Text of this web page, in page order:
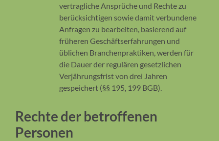
vertragliche Ansprüche und Rechte zu
berücksichtigen sowie damit verbundene
Anfragen zu bearbeiten, basierend auf
früheren Geschäftserfahrungen und
üblichen Branchenpraktiken, werden für
die Dauer der regulären gesetzlichen
Verjährungsfrist von drei Jahren
gespeichert (§§ 195, 199 BGB).
Rechte der betroffenen
Personen